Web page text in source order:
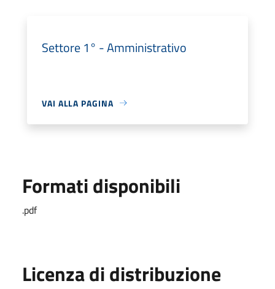
Settore 1° - Amministrativo
VAI ALLA PAGINA
Formati disponibili
.pdf
Licenza di distribuzione